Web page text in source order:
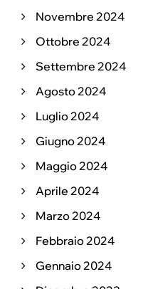
Novembre 2024
Ottobre 2024
Settembre 2024
Agosto 2024
Luglio 2024
Giugno 2024
Maggio 2024
Aprile 2024
Marzo 2024
Febbraio 2024
Gennaio 2024